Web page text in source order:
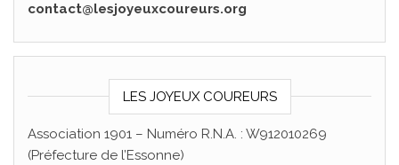
contact@lesjoyeuxcoureurs.org
LES JOYEUX COUREURS
Association 1901 – Numéro R.N.A. : W912010269
(Préfecture de l’Essonne)